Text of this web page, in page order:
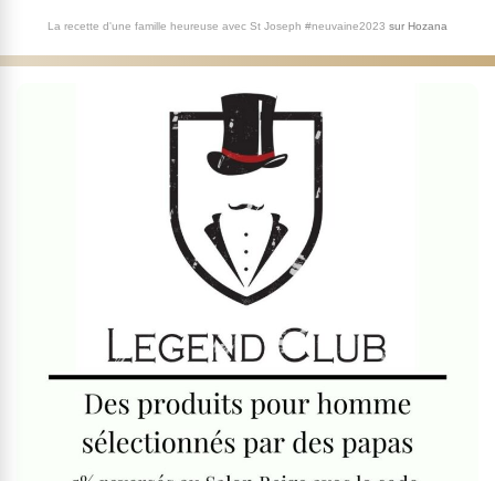
La recette d'une famille heureuse avec St Joseph #neuvaine2023 sur Hozana